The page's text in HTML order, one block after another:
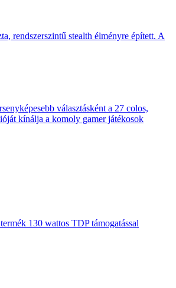
rendszerszintű stealth élményre épített. A
választásként a 27 colos,
kínálja a komoly gamer játékosok
130 wattos TDP támogatással